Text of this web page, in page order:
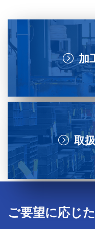
加
取
ご要望に応じ